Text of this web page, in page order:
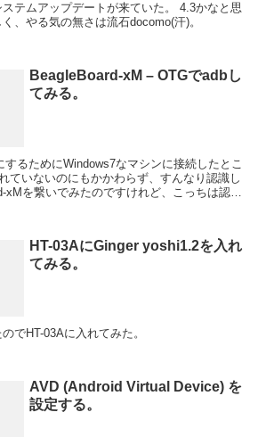
アップデートが来ていた。 4.3かなと思
、やる気の無さは流石docomo(汗)。
BeagleBoard-xM – OTGでadbし
てみる。
するためにWindows7なマシンに接続したとこ
ていないのにもかかわらず、すんなり認識し
HT-03AにGinger yoshi1.2を入れ
てみる。
でHT-03Aに入れてみた。
AVD (Android Virtual Device) を
設定する。